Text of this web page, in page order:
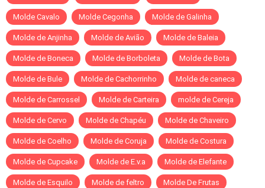
Molde Cavalo Molde Cegonha Molde de Galinha
Molde de Anjinha Molde de Avião Molde de Baleia
Molde de Boneca Molde de Borboleta Molde de Bota
Molde de Bule Molde de Cachorrinho Molde de caneca
Molde de Carrossel Molde de Carteira molde de Cereja
Molde de Cervo Molde de Chapéu Molde de Chaveiro
Molde de Coelho Molde de Coruja Molde de Costura
Molde de Cupcake Molde de E.v.a Molde de Elefante
Molde de Esquilo Molde de feltro Molde De Frutas